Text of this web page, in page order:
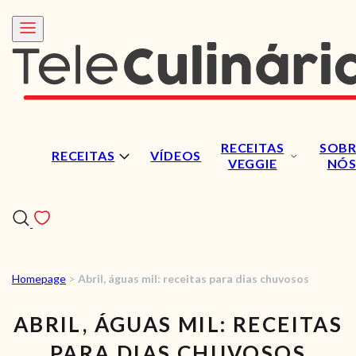
RECEITAS VÍDEOS
RECEITAS
VEGGIE
NÓS
RECEITAS
VÍDEOS
Homepage > Abril, águas mil: receitas para dias chuvosos
ABRIL, ÁGUAS MIL: RECEITAS